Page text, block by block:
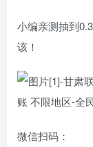
小编亲测抽到
该！
微信扫码：